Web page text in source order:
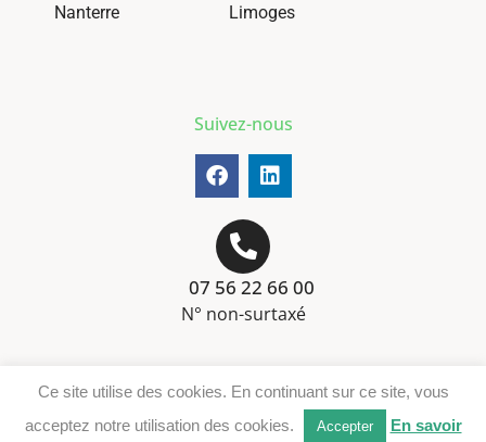
Nanterre
Limoges
Suivez-nous
07 56 22 66 00
N° non-surtaxé
Téléchargement DER
Ce site utilise des cookies. En continuant sur ce site, vous
acceptez notre utilisation des cookies.
Accepter En savoir